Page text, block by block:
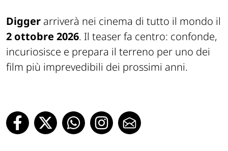
Digger arriverà nei cinema di tutto il mondo il
2 ottobre 2026. Il teaser fa centro: confonde,
incuriosisce e prepara il terreno per uno dei
film più imprevedibili dei prossimi anni.